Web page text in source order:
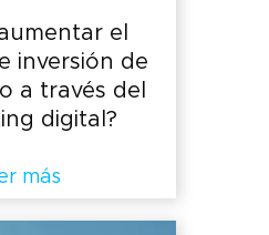
el
inversión de
a través del
digital?
más